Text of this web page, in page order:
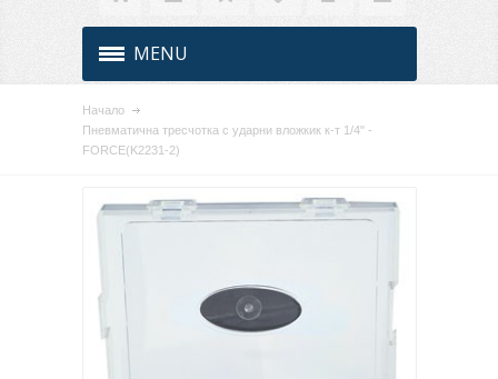
MENU
Начало
Пневматична тресчотка с ударни вложкик к-т 1/4" -
FORCE(K2231-2)